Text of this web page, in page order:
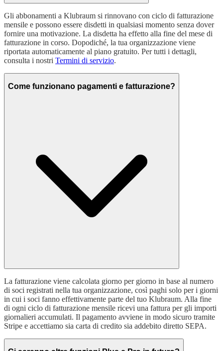
Gli abbonamenti a Klubraum si rinnovano con ciclo di fatturazione
mensile e possono essere disdetti in qualsiasi momento senza dover
fornire una motivazione. La disdetta ha effetto alla fine del mese di
fatturazione in corso. Dopodiché, la tua organizzazione viene
riportata automaticamente al piano gratuito. Per tutti i dettagli,
consulta i nostri Termini di servizio.
Come funzionano pagamenti e fatturazione?
La fatturazione viene calcolata giorno per giorno in base al numero
di soci registrati nella tua organizzazione, così paghi solo per i giorni
in cui i soci fanno effettivamente parte del tuo Klubraum. Alla fine
di ogni ciclo di fatturazione mensile ricevi una fattura per gli importi
giornalieri accumulati. Il pagamento avviene in modo sicuro tramite
Stripe e accettiamo sia carta di credito sia addebito diretto SEPA.